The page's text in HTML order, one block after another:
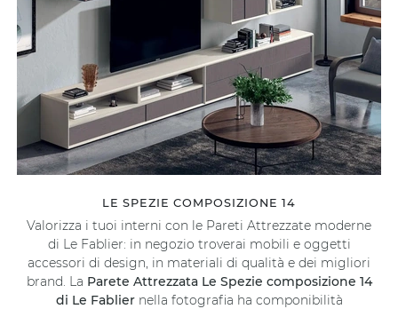
LE SPEZIE COMPOSIZIONE 14
Valorizza i tuoi interni con le Pareti Attrezzate moderne
di Le Fablier: in negozio troverai mobili e oggetti
accessori di design, in materiali di qualità e dei migliori
brand. La Parete Attrezzata Le Spezie composizione 14
di Le Fabliernella fotografia ha componibilità